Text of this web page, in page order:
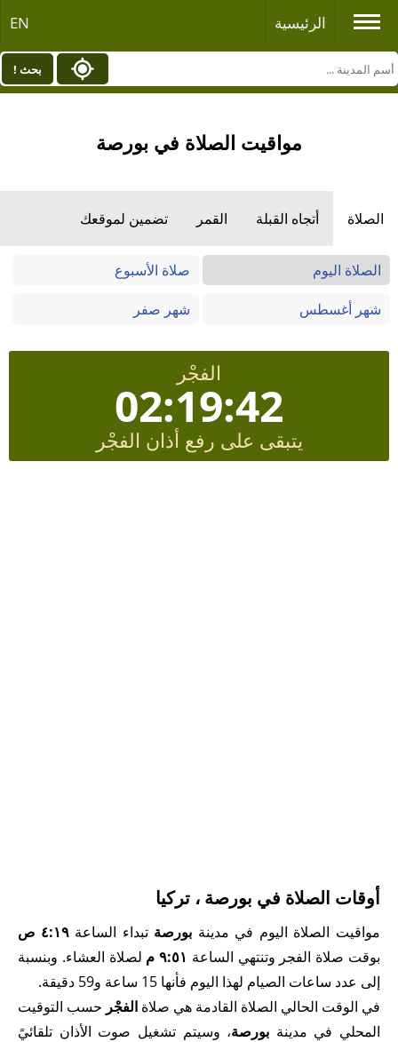
الرئيسية EN
بحث !
مواقيت الصلاة في بورصة
الصلاة أتجاه القبلة القمر تضمين لموقعك
الصلاة اليوم
صلاة الأسبوع
شهر أغسطس
شهر صفر
الفجْر
02:19:41
يتبقى على رفع أذان الفجْر
أوقات الصلاة في بورصة ، تركيا
مواقيت الصلاة اليوم في مدينة بورصة تبداء الساعة٤:١٩ ص
بوقت صلاة الفجر وتنتهي الساعة ٩:٥١ م
لصلاة العشاء. وبنسبة
إلى عدد ساعات الصيام لهذا اليوم فأنها 15 ساعة و59 دقيقة.
في الوقت الحالي الصلاة القادمة هي صلاة الفجْر حسب التوقيت
المحلي في مدينة بورصة، وسيتم تشغيل صوت الأذان تلقائيً